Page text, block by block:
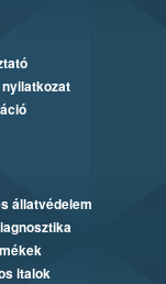
állatvédelem
italok